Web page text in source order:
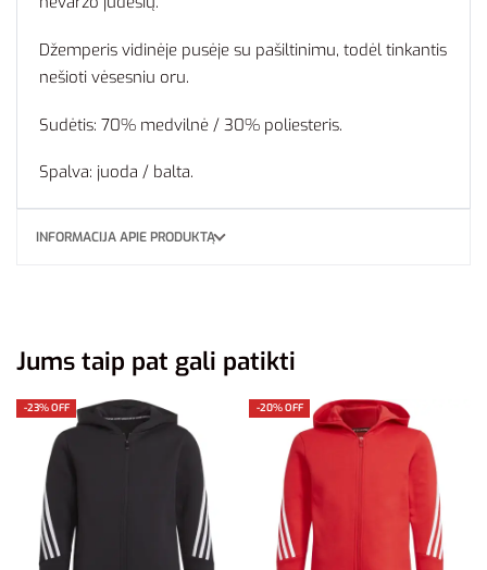
Džemperis vidinėje pusėje su pašiltinimu, todėl tinkantis
nešioti vėsesniu oru.
Sudėtis: 70% medvilnė / 30% poliesteris.
Spalva: juoda / balta.
INFORMACIJA APIE PRODUKTĄ
Jums taip pat gali patikti
-23% OFF -20% OFF